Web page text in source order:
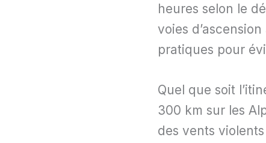
heures selon le
voies
pratiques pour
Quel que soit
300 km sur les
des vents